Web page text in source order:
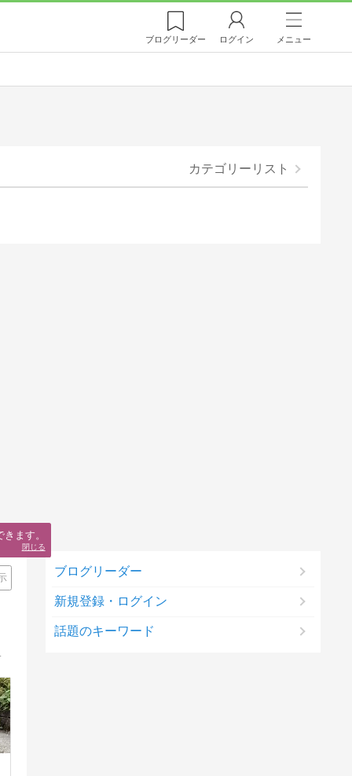
ブログリーダー ログイン メニュー
カテゴリーリスト
ブログリーダー
新規登録・ログイン
話題のキーワード
ます。
閉じる